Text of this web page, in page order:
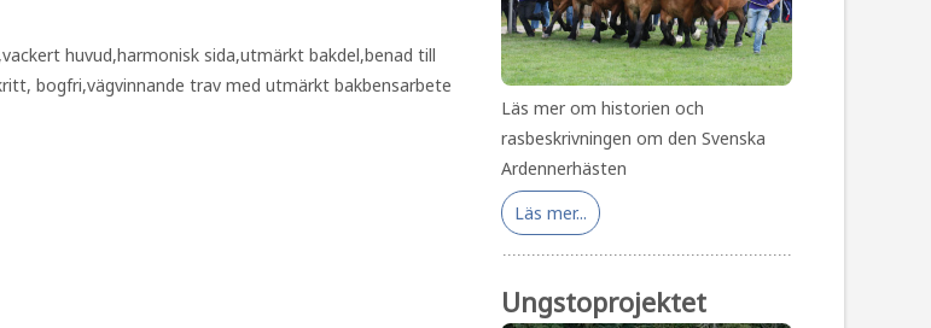
huvud,harmonisk sida,utmärkt bakdel,benad till
bogfri,vägvinnande trav med utmärkt bakbensarbete
Läs mer om historien och
rasbeskrivningen om den Svenska
Ardennerhästen
Läs mer...
Ungstoprojektet